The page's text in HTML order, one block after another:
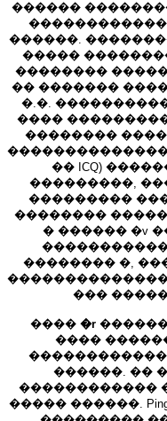
������
������.
�����
��������
�� �������
�.�.
����
��������
�� ICQ)
���������,
���������
��������
� ������ �v
�������� �,
���
���� �r
����
������������
������. ��
������������
����� ������.